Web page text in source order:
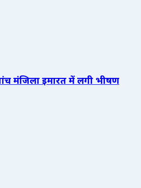
मंजिला इमारत में लगी भीषण